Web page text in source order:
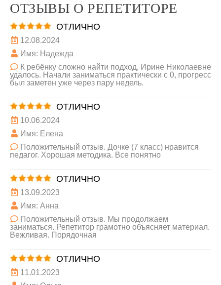
ОТЗЫВЫ О РЕПЕТИТОРЕ
ОТЛИЧНО
12.08.2024
Имя: Надежда
К ребёнку сложно найти подход, Ирине Николаевне
удалось. Начали заниматься практически с 0, прогресс
был заметен уже через пару недель.
ОТЛИЧНО
10.06.2024
Имя: Елена
Положительный отзыв. Дочке (7 класс) нравится
педагог. Хорошая методика. Все понятно
ОТЛИЧНО
13.09.2023
Имя: Анна
Положительный отзыв. Мы продолжаем
заниматься. Репетитор грамотно объясняет материал.
Вежливая. Порядочная
ОТЛИЧНО
11.01.2023